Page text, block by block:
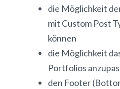
die Möglichkeit
mit Custom Post
können
die Möglichkeit
Portfolios
den Footer